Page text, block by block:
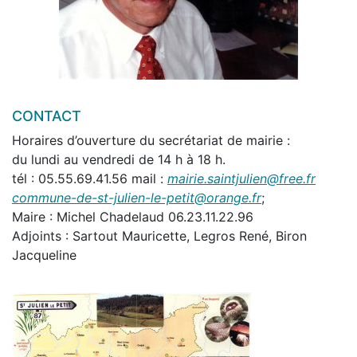
Urgent : Evitons la coupure de l'eau potable :
le document
Voir le document.
Déchèteries: Horaires adaptés fortes chaleurs :
Voir le document.
Fermeture de la France service du 17/08 au
28/08 inclus
Permanences délocalisées France Services :
septembre 2026
France Services des Portes de Vassivière
PERMANENCES PARTENAIRES :Août 2026
CONTACT
Horaires d’ouverture du secrétariat de mairie :
du lundi au vendredi de 14 h à 18 h.
tél : 05.55.69.41.56 mail : mairie.saintjulien@free.fr
commune-de-st-julien-le-petit@orange.fr;
Maire : Michel Chadelaud 06.23.11.22.96
Adjoints : Sartout Mauricette, Legros René, Biron
Jacqueline